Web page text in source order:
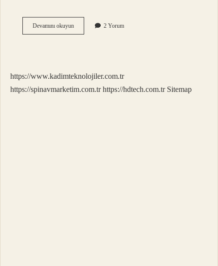
Devamını okuyunTdk
Ilkokul
2 Yorum
https://www.kadimteknolojiler.com.tr
https://spinavmarketim.com.tr https://hdtech.com.tr Sitemap